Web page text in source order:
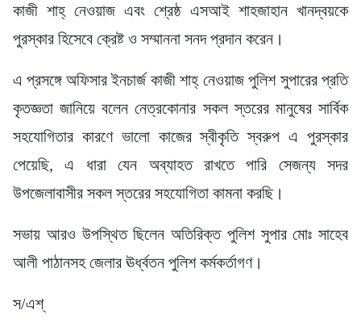
কাজী শাহ্ নেওয়াজ এবং শ্রেষ্ঠ এসআই শাহজাহান খানদ্বয়কে
পুরস্কার হিসেবে ক্রেষ্ট ও সম্মাননা সনদ প্রদান করেন।
এ প্রসঙ্গে অফিসার ইনচার্জ কাজী শাহ্ নেওয়াজ পুলিশ সুপারের প্রতি
কৃতজ্ঞতা জানিয়ে বলেন নেত্রকোনার সকল স্তরের মানুষের সার্বিক
সহযোগিতার কারণে ভালো কাজের স্বীকৃতি স্বরুপ এ পুরস্কার
পেয়েছি, এ ধারা যেন অব্যাহত রাখতে পারি সেজন্য সদর
উপজেলাবাসীর সকল স্তরের সহযোগিতা কামনা করছি।
সভায় আরও উপস্থিত ছিলেন অতিরিক্ত পুলিশ সুপার মোঃ সাহেব
আলী পাঠানসহ জেলার ঊর্ধ্বতন পুলিশ কর্মকর্তাগণ।
স/এশ্